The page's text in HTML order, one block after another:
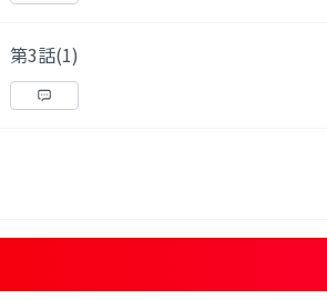
第3話(1)